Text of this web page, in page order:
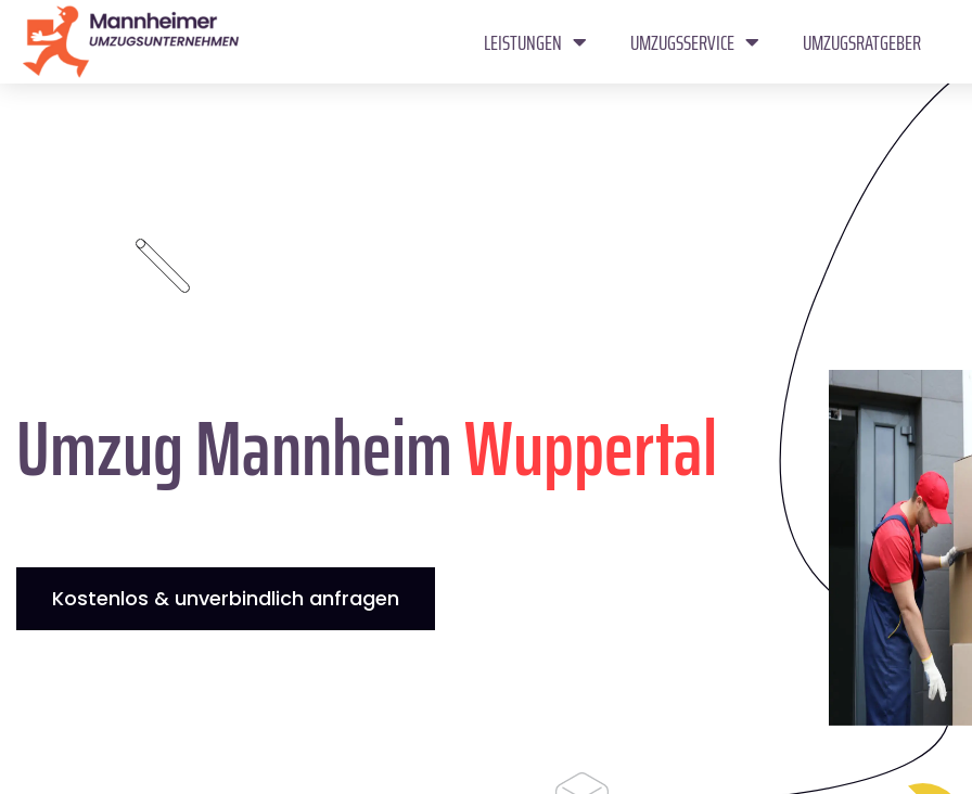
LEISTUNGEN UMZUGSSERVICE UMZUGSRATGEBER
Umzug MannheimWuppertal
Kostenlos & unverbindlich anfragen